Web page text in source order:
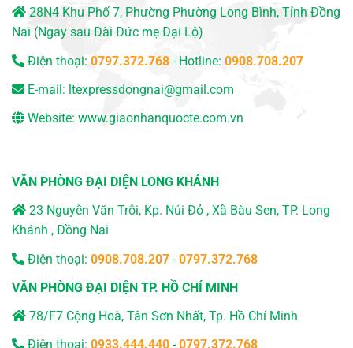
28N4 Khu Phố 7, Phường Phường Long Bình, Tỉnh Đồng
Nai (Ngay sau Đài Đức mẹ Đại Lộ)
Điện thoại: 0797.372.768 - Hotline: 0908.708.207
E-mail: ltexpressdongnai@gmail.com
Website: www.giaonhanquocte.com.vn
VĂN PHÒNG ĐẠI DIỆN LONG KHÁNH
23 Nguyễn Văn Trỗi, Kp. Núi Đỏ , Xã Bàu Sen, TP. Long
Khánh , Đồng Nai
Điện thoại: 0908.708.207 -0797.372.768
VĂN PHÒNG ĐẠI DIỆN TP. HỒ CHÍ MINH
78/F7 Cộng Hoà, Tân Sơn Nhất, Tp. Hồ Chí Minh
Điện thoại: 0933.444.440 -0797.372.768